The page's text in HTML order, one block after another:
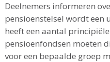
Deelnemers informeren
pensioenstelsel wordt een
heeft een aantal
pensioenfondsen moeten
voor een bepaalde groep